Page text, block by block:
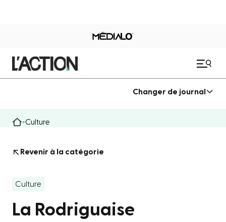
Changer de journal
Culture
Revenir à la catégorie
Culture
La Rodriguaise